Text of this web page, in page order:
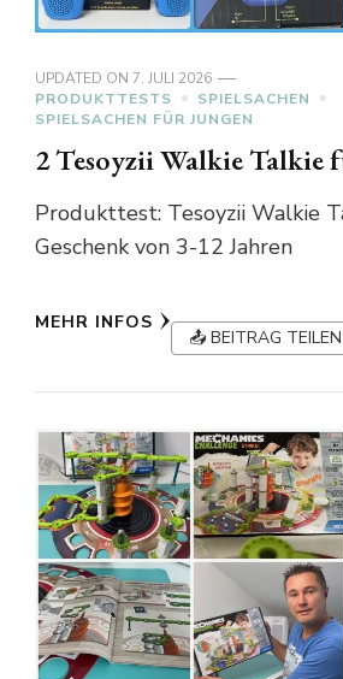
UPDATED ON 7. JULI 2026
PRODUKTTESTS
SPIELSACHEN
SPIELSACHEN FÜR JUNGEN
2 Tesoyzii Walkie Talkie
Produkttest: Tesoyzii Walkie
Geschenk von 3-12 Jahren
MEHR INFOS
📤 BEITRAG TEILEN